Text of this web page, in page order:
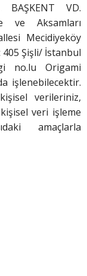
BAŞKENT VD.
ve Aksamları
Mecidiyeköy
Şişli/ İstanbul
no.lu Origami
işlenebilecektir.
verileriniz,
veri işleme
amaçlarla